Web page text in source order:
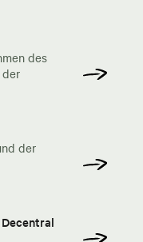
des
der
der